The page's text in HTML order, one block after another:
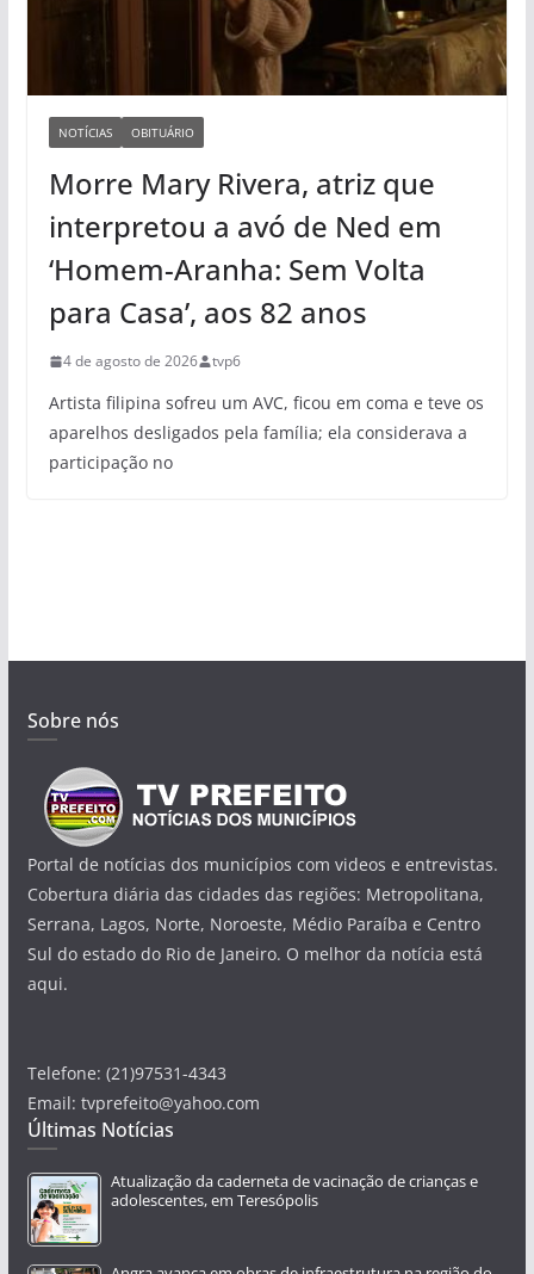
NOTÍCIAS OBITUÁRIO
Morre Mary Rivera, atriz que
interpretou a avó de Ned em
‘Homem-Aranha: Sem Volta
para Casa’, aos 82 anos
4 de agosto de 2026 tvp6
Artista filipina sofreu um AVC, ficou em coma e teve os
aparelhos desligados pela família; ela considerava a
participação no
Sobre nós
Portal de notícias dos municípios com videos e entrevistas.
Cobertura diária das cidades das regiões: Metropolitana,
Serrana, Lagos, Norte, Noroeste, Médio Paraíba e Centro
Sul do estado do Rio de Janeiro. O melhor da notícia está
aqui.
Telefone: (21)97531-4343
Email: tvprefeito@yahoo.com
Últimas Notícias
Atualização da caderneta de vacinação de crianças e
adolescentes, em Teresópolis